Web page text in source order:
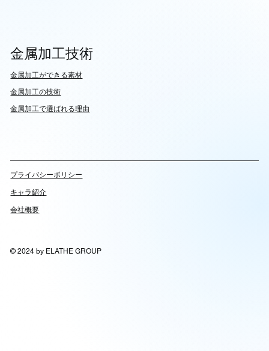
金属加工技術
​金属加工ができる素材
​金属加工の技術
金属加工で選ばれる理由
© 2024 by ELATHE GROUP
​プライバシーポリシー
キャラ紹介
会社概要